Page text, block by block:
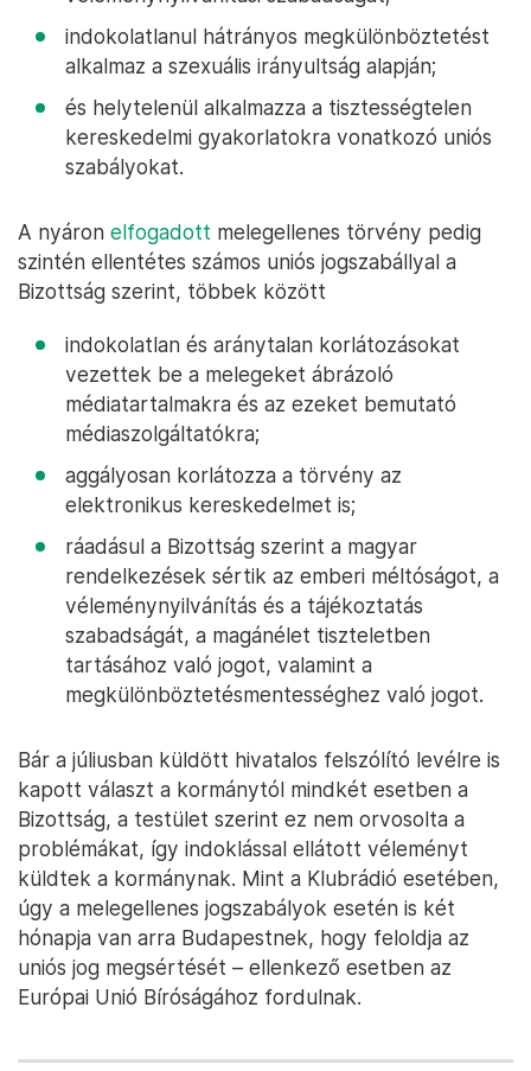
indokolatlanul hátrányos megkülönböztetést
alkalmaz a szexuális irányultság alapján;
és helytelenül alkalmazza a tisztességtelen
kereskedelmi gyakorlatokra vonatkozó uniós
szabályokat.
A nyáron elfogadott melegellenes törvény pedig
szintén ellentétes számos uniós jogszabállyal a
Bizottság szerint, többek között
indokolatlan és aránytalan korlátozásokat
vezettek be a melegeket ábrázoló
médiatartalmakra és az ezeket bemutató
médiaszolgáltatókra;
aggályosan korlátozza a törvény az
elektronikus kereskedelmet is;
ráadásul a Bizottság szerint a magyar
rendelkezések sértik az emberi méltóságot, a
véleménynyilvánítás és a tájékoztatás
szabadságát, a magánélet tiszteletben
tartásához való jogot, valamint a
megkülönböztetésmentességhez való jogot.
Bár a júliusban küldött hivatalos felszólító levélre is
kapott választ a kormánytól mindkét esetben a
Bizottság, a testület szerint ez nem orvosolta a
problémákat, így indoklással ellátott véleményt
küldtek a kormánynak. Mint a Klubrádió esetében,
úgy a melegellenes jogszabályok esetén is két
hónapja van arra Budapestnek, hogy feloldja az
uniós jog megsértését – ellenkező esetben az
Európai Unió Bíróságához fordulnak.